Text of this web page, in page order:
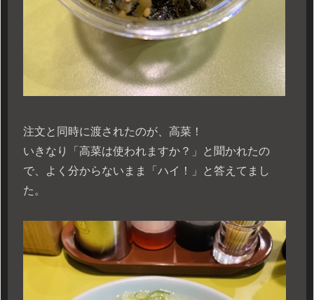
注文と同時に渡されたのが、高菜！
いきなり「高菜は使われますか？」と聞かれたの
で、よく分からないまま「ハイ！」と答えてまし
た。